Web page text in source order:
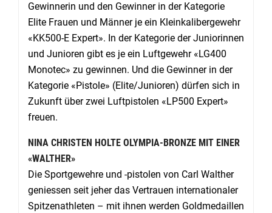
Gewinnerin und den Gewinner in der Kategorie
Elite Frauen und Männer je ein Kleinkalibergewehr
«KK500-E Expert». In der Kategorie der Juniorinnen
und Junioren gibt es je ein Luftgewehr «LG400
Monotec» zu gewinnen. Und die Gewinner in der
Kategorie «Pistole» (Elite/Junioren) dürfen sich in
Zukunft über zwei Luftpistolen «LP500 Expert»
freuen.
NINA CHRISTEN HOLTE OLYMPIA-BRONZE MIT EINER
«WALTHER»
Die Sportgewehre und -pistolen von Carl Walther
geniessen seit jeher das Vertrauen internationaler
Spitzenathleten – mit ihnen werden Goldmedaillen